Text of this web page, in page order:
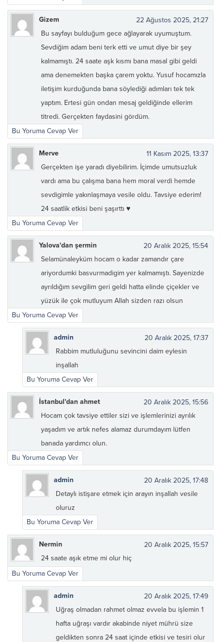
Gizem
22 Ağustos 2025, 21:27
Bu sayfayı bulduğum gece ağlayarak uyumuştum.
Sevdiğim adam beni terk etti ve umut diye bir şey
kalmamıştı. 24 saate aşk kısmı bana masal gibi geldi
ama denemekten başka çarem yoktu. Yusuf hocamızla
iletişim kurduğunda bana söylediği adımları tek tek
yaptım. Ertesi gün ondan mesaj geldiğinde ellerim
titredi. Gerçekten faydasini gördüm.
Bu Yoruma Cevap Ver
Merve
11 Kasım 2025, 13:37
Gerçekten işe yaradı diyebilirim. İçimde umutsuzluk
vardı ama bu çalışma bana hem moral verdi hemde
sevdigimle yakınlaşmaya vesile oldu. Tavsiye ederim!
24 saatlik etkisi beni şaşırttı ♥️
Bu Yoruma Cevap Ver
Yalova'dan şermin
20 Aralık 2025, 15:54
Selamünaleyküm hocam o kadar zamandır çare
ariyordumki basvurmadigim yer kalmamıştı. Sayenizde
ayrıldığım sevgilim geri geldi hatta elinde çiçekler ve
yüzük ile çok mutluyum Allah sizden razı olsun
Bu Yoruma Cevap Ver
admin
20 Aralık 2025, 17:37
Rabbim mutluluğunu sevincini daim eylesin
inşallah
Bu Yoruma Cevap Ver
İstanbul'dan ahmet
20 Aralık 2025, 15:56
Hocam çok tavsiye ettiler sizi ve işlemlerinizi ayrılık
yaşadım ve artık nefes alamaz durumdayım lütfen
banada yardımcı olun.
Bu Yoruma Cevap Ver
admin
20 Aralık 2025, 17:48
Detaylı istişare etmek için arayın inşallah vesile
oluruz
Bu Yoruma Cevap Ver
Nermin
20 Aralık 2025, 15:57
24 saate aşık etme mi olur hiç
Bu Yoruma Cevap Ver
admin
20 Aralık 2025, 17:49
Uğraş olmadan rahmet olmaz evvela bu işlemin 1
hafta uğraşı vardır akabinde niyet mührü size
geldikten sonra 24 saat içinde etkisi ve tesiri olur